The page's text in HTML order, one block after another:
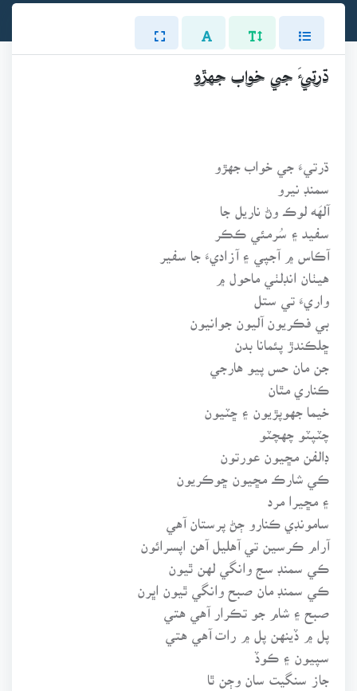
ڌرتيءَ جي خواب جهڙو
ڌرتيءَ جي خواب جهڙو
آلهَه لوڪ وڻ ناريل جا
سفيد ۽ سُرمئي ڪڪر
آڪاس ۾ آجپي ۽ آزاديءَ جا سفير
هيٺان انڊلٺي ماحول ۾
واريءَ تي ستل
بي فڪريون آليون جوانيون
ڇلڪندڙ پئمانا بدن
جن مان حس پيو هارجي
ڪناري مٿان
خيما جهوپڙيون ۽ ڇٽيون
ڊالفن مڇيون عورتون
ڪي شارڪ مڇيون ڇوڪريون
۽ مڇيرا مرد
سامونڊي ڪنارو ڄڻ پرستان آهي
آرام ڪرسين تي آهليل آهن اپسرائون
ڪي سمنڊ سج وانگي لهن ٿيون
ڪي سمنڊ مان صبح وانگي ٿيون اڀرن
صبح ۽ شام جو تڪرار آهي هتي
پل ۾ ڏينهن پل ۾ رات آهي هتي
سپيون ۽ ڪوڏ
جاز سنگيت سان وڄن ٿا